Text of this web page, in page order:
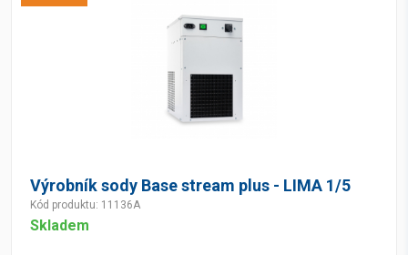
Výrobník sody Base stream plus - LIMA 1/5
Kód produktu: 11136A
Skladem